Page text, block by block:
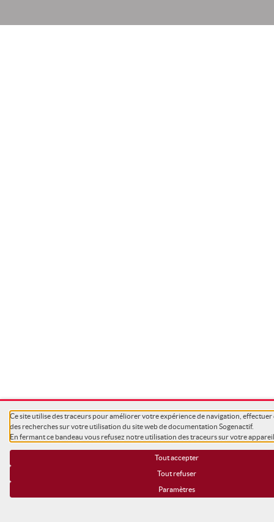
Ce site utilise des traceurs pour améliorer votre expérience de navigation, effectuer
des recherches sur votre utilisation du site web de documentation Sogenactif.
En fermant ce bandeau vous refusez notre utilisation des traceurs sur votre
Tout accepter
Tout refuser
Paramètres